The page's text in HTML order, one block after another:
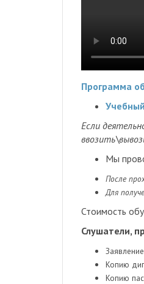
Программа
Если
Мы
После
Для
Стоимость
Слушатели,
Копию
Копию